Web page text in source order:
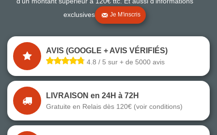
exclusives
Je M'inscris
AVIS (GOOGLE + AVIS VÉRIFIÉS)
4.8 / 5 sur + de 5000 avis
LIVRAISON en 24H à 72H
Gratuite en Relais dès 120€ (voir conditions)